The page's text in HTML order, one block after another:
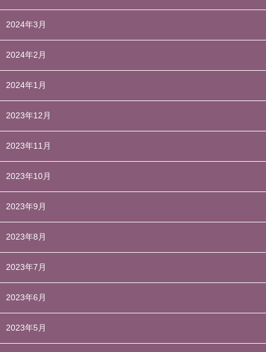
2024年3月
2024年2月
2024年1月
2023年12月
2023年11月
2023年10月
2023年9月
2023年8月
2023年7月
2023年6月
2023年5月